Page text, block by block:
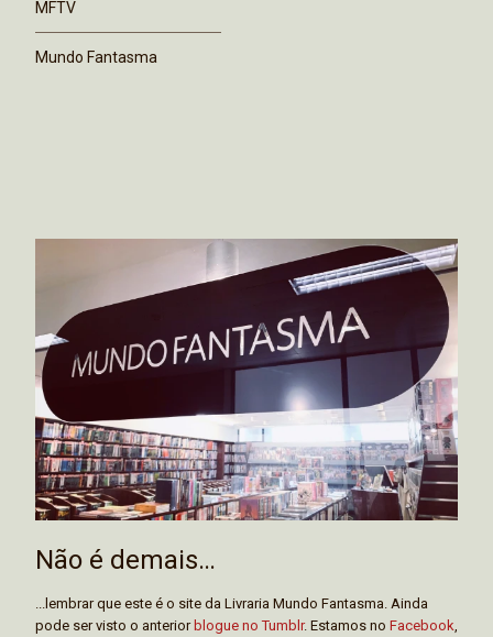
MFTV
Mundo Fantasma
Não é demais…
...lembrar que este é o site da Livraria Mundo Fantasma. Ainda
pode ser visto o anteriorblogue no Tumblr. Estamos no Facebook